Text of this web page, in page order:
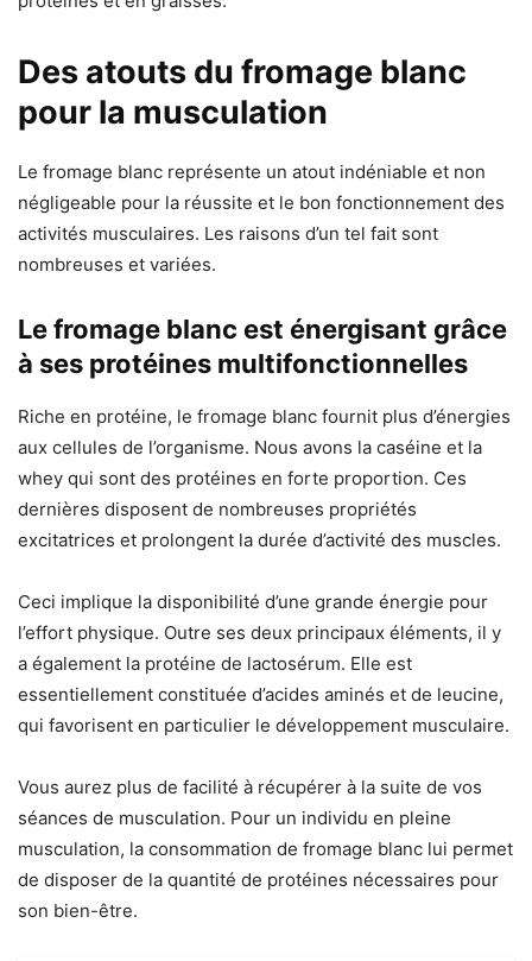
Des atouts du fromage blanc
pour la musculation
Le fromage blanc représente un atout indéniable et non
négligeable pour la réussite et le bon fonctionnement des
activités musculaires. Les raisons d’un tel fait sont
nombreuses et variées.
Le fromage blanc est énergisant grâce
à ses protéines multifonctionnelles
Riche en protéine, le fromage blanc fournit plus d’énergies
aux cellules de l’organisme. Nous avons la caséine et la
whey qui sont des protéines en forte proportion. Ces
dernières disposent de nombreuses propriétés
excitatrices et prolongent la durée d’activité des muscles.
Ceci implique la disponibilité d’une grande énergie pour
l’effort physique. Outre ses deux principaux éléments, il y
a également la protéine de lactosérum. Elle est
essentiellement constituée d’acides aminés et de leucine,
qui favorisent en particulier le développement musculaire.
Vous aurez plus de facilité à récupérer à la suite de vos
séances de musculation. Pour un individu en pleine
musculation, la consommation de fromage blanc lui permet
de disposer de la quantité de protéines nécessaires pour
son bien-être.